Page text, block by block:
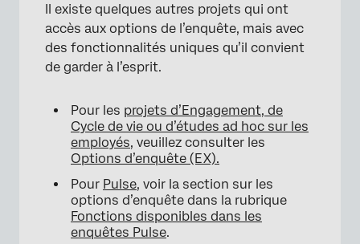
Il existe quelques autres projets qui ont
accès aux options de l’enquête, mais avec
des fonctionnalités uniques qu’il convient
de garder à l’esprit.
Pour les projets d’Engagement, de
Cycle de vie ou d’études ad hoc sur les
employés, veuillez consulter les
Options d’enquête (EX).
Pour Pulse, voir la section sur les
options d’enquête dans la rubrique
Fonctions disponibles dans les
enquêtes Pulse.